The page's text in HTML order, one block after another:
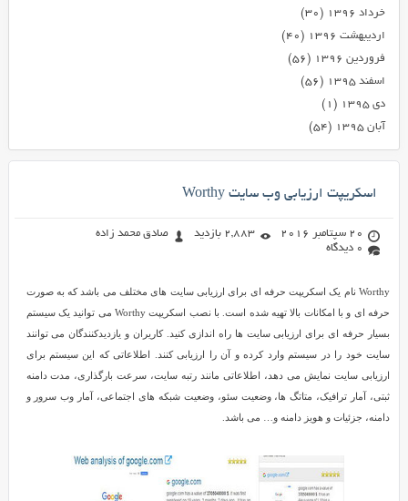
خرداد ۱۳۹۶
(۳۰)
اردیبهشت ۱۳۹۶
(۴۰)
فروردین ۱۳۹۶
(۵۶)
اسفند ۱۳۹۵
(۵۶)
دی ۱۳۹۵
(۱)
آبان ۱۳۹۵
(۵۴)
اسکریپت ارزیابی وب سایت Worthy
20 سپتامبر 2016 2,883 بازدید
صادق محمد زاده
0 دیدگاه
Worthy نام یک اسکریپت حرفه ای برای ارزیابی سایت های مختلف می باشد که به صورت
حرفه ای و با امکانات بالا تهیه شده است. با نصب اسکریپت Worthy می توانید یک سیستم
بسیار حرفه ای برای ارزیابی سایت ها راه اندازی کنید. کاریران و یازدیدکنندگان می توانند
سایت خود را در سیستم وارد کرده و آن را ارزیابی کنند. اطلاعاتی که این سیستم برای
ارزیابی سایت نمایش می دهد، اطلاعاتی مانند رتبه سایت، سرعت بارگذاری، مدت دامنه
ثبتی، آمار ترافیک، متاتگ ها، وضعیت سئو، وضعیت شبکه های اجتماعی، آمار وب سرور و
دامنه، جزئیات و هویز دامنه و… می باشد.